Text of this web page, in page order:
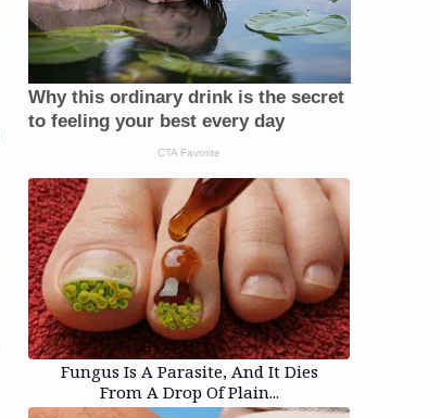
Fungus Is A Parasite, And It Dies
From A Drop Of Plain...